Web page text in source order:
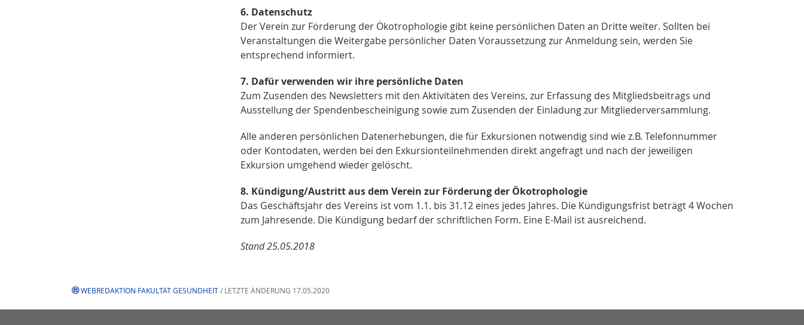
6. Datenschutz
Der Verein zur Förderung der Ökotrophologie gibt keine persönlichen Daten an Dritte weiter. Sollten bei
Veranstaltungen die Weitergabe persönlicher Daten Voraussetzung zur Anmeldung sein, werden Sie
entsprechend informiert.
7. Dafür verwenden wir ihre persönliche Daten
Zum Zusenden des Newsletters mit den Aktivitäten des Vereins, zur Erfassung des Mitgliedsbeitrags und
Ausstellung der Spendenbescheinigung sowie zum Zusenden der Einladung zur Mitgliederversammlung.
Alle anderen persönlichen Datenerhebungen, die für Exkursionen notwendig sind wie z.B. Telefonnummer
oder Kontodaten, werden bei den Exkursionteilnehmenden direkt angefragt und nach der jeweiligen
Exkursion umgehend wieder gelöscht.
8. Kündigung/Austritt aus dem Verein zur Förderung der Ökotrophologie
Das Geschäftsjahr des Vereins ist vom 1.1. bis 31.12 eines jedes Jahres. Die Kündigungsfrist beträgt 4 Wochen
zum Jahresende. Die Kündigung bedarf der schriftlichen Form. Eine E-Mail ist ausreichend.
Stand 25.05.2018
WEBREDAKTION FAKULTÄT GESUNDHEIT/ LETZTE ÄNDERUNG 17.05.2020